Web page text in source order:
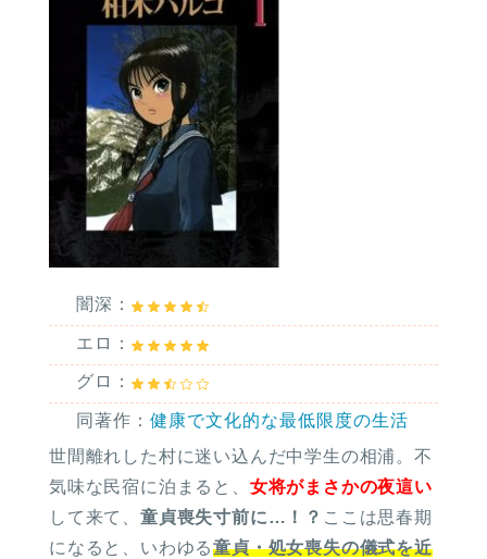
闇深：
エロ：
グロ：
同著作： 健康で文化的な最低限度の生活
世間離れした村に迷い込んだ中学生の相浦。不
気味な民宿に泊まると、 女将がまさかの夜這い
して来て、 童貞喪失寸前に…！？ ここは思春期
になると、いわゆる童貞・処女喪失の儀式を近